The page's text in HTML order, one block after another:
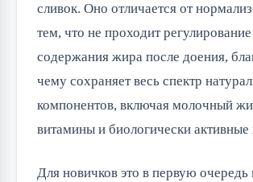
сливок. Оно отличается от
тем, что не проходит регулирование
содержания жира после доения,
чему сохраняет весь спектр
компонентов, включая молочный
витамины и биологически активные
Для новичков это в первую очередь